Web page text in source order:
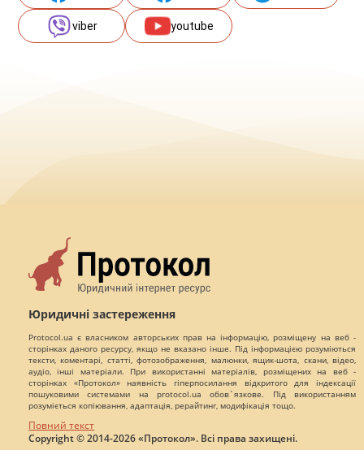
viber youtube
Юридичні застереження
Protocol.ua є власником авторських прав на інформацію, розміщену на веб -
сторінках даного ресурсу, якщо не вказано інше. Під інформацією розуміються
тексти, коментарі, статті, фотозображення, малюнки, ящик-шота, скани, відео,
аудіо, інші матеріали. При використанні матеріалів, розміщених на веб -
сторінках «Протокол» наявність гіперпосилання відкритого для індексації
пошуковими системами на protocol.ua обов`язкове. Під використанням
розуміється копіювання, адаптація, рерайтинг, модифікація тощо.
Повний текст
Copyright © 2014-2026 «Протокол». Всі права захищені.